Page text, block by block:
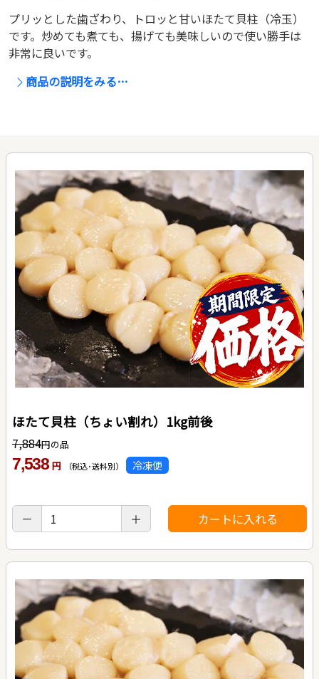
プリッとした歯ざわり、トロッと甘いほたて貝柱（冷玉）
です。炒めても煮ても、揚げても美味しいので使い勝手は
非常に良いです。
商品の説明をみる…
ほたて貝柱（ちょい割れ）1kg前後
7,884円の品
7,538 円 （税込･送料別） 冷凍便